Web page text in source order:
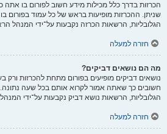
הכרזות בדרך כלל מכילות מידע חשוב לפורום בו אתה
שניתן. ההכרזות מופיעות בראש של כל עמוד בפורום
הגלובליות, הרשאות הכרזה נקבעות על־ידי המנהל
חזרה למעלה
מה הם נושאים דביקים?
נושאים דביקים מופיעים בפורום מתחת להכרזות ורק
חשובים כך שאתה אמור לקרוא אותם בכל שעה נתונה.
הגלובליות, הרשאות נושא דביק נקבעות על־ידי
חזרה למעלה